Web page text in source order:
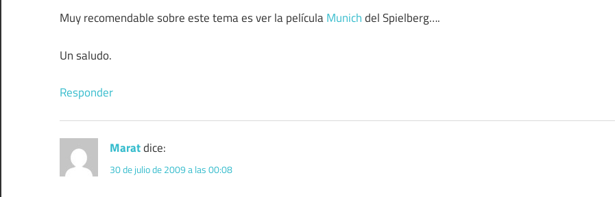
Muy recomendable sobre este tema es ver la películaMunichdel Spielberg….
Un saludo.
Responder
Maratdice:
30 de julio de 2009 a las 00:08